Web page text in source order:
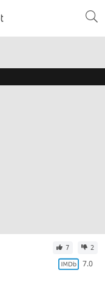
7 2
7.0